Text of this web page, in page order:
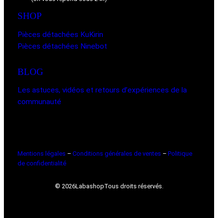
SHOP
Pièces détachées KuKirin
Pièces détachées Ninebot
BLOG
Les astuces, vidéos et retours d’expériences de la
communauté
Mentions légales – Conditions générales de ventes – Politique
de confidentialité
© 2026LabashopTous droits réservés.